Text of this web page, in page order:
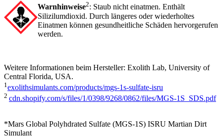
Warnhinweise2: Staub nicht einatmen. Enthält
Silizilumdioxid. Durch längeres oder wiederholtes
Einatmen können gesundheitliche Schäden hervorgerufen
werden.
Weitere Informationen beim Hersteller: Exolith Lab, University of
Central Florida, USA.
1 exolithsimulants.com/products/mgs-1s-sulfate-isru
2 cdn.shopify.com/s/files/1/0398/9268/0862/files/MGS-1S_SDS.pdf
*Mars Global Polyhdrated Sulfate (MGS-1S) ISRU Martian Dirt
Simulant